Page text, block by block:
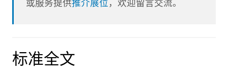
或服务提供推介展位 ，欢迎留言交流。
标准全文